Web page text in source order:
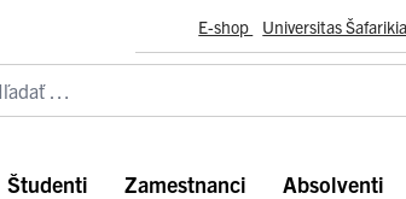
E-shop Universitas
Študenti Zamestnanci Absolventi